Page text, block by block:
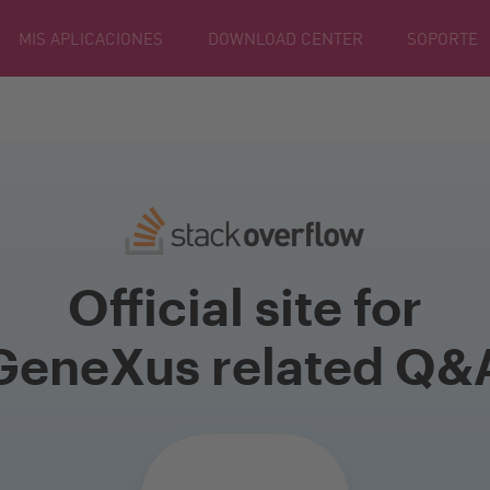
MIS APLICACIONES DOWNLOAD CENTER SOPORTE
Official site for
related